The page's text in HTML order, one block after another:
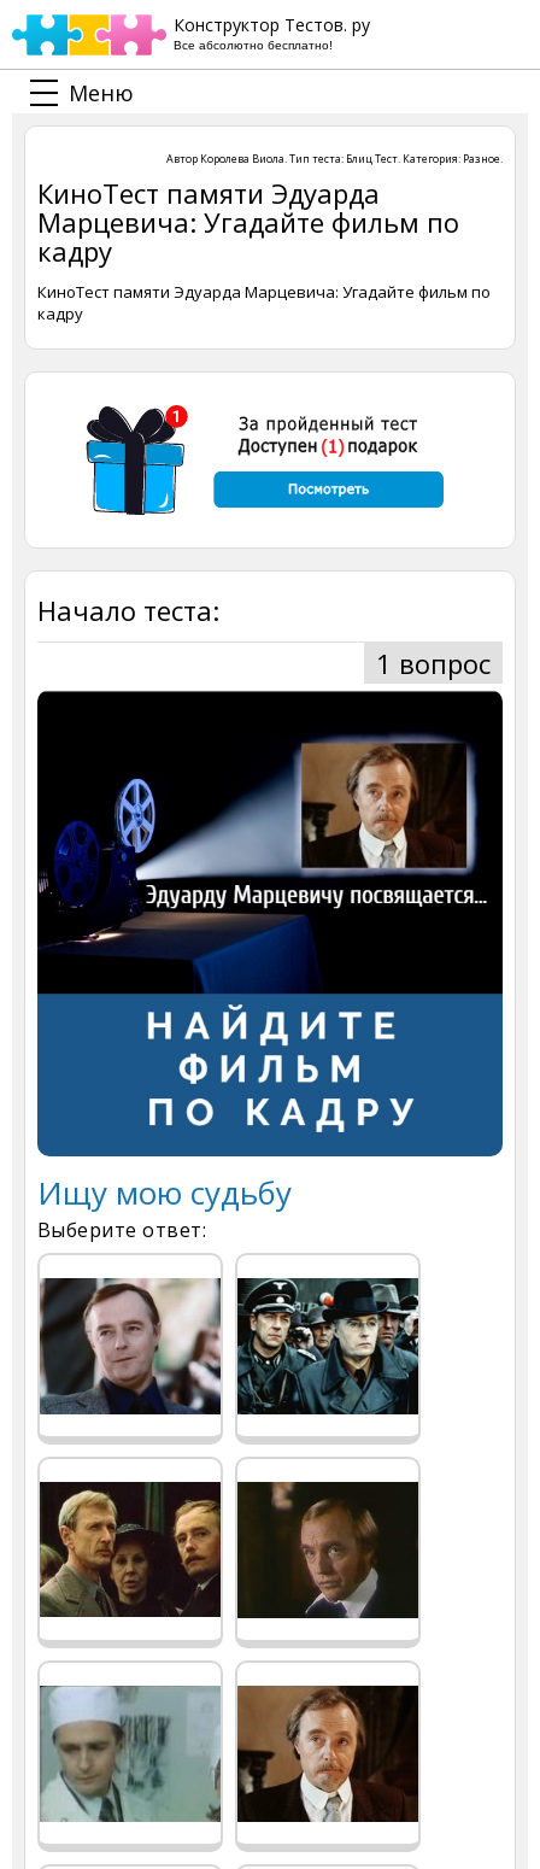
Конструктор Тестов. ру
Все абсолютно бесплатно!
Меню
Автор Королева Виола. Тип теста: Блиц Тест. Категория: Разное.
КиноТест памяти Эдуарда
Марцевича: Угадайте фильм по
кадру
КиноТест памяти Эдуарда Марцевича: Угадайте фильм по
кадру
Начало теста:
1 вопрос
Ищу мою судьбу
Выберите ответ: